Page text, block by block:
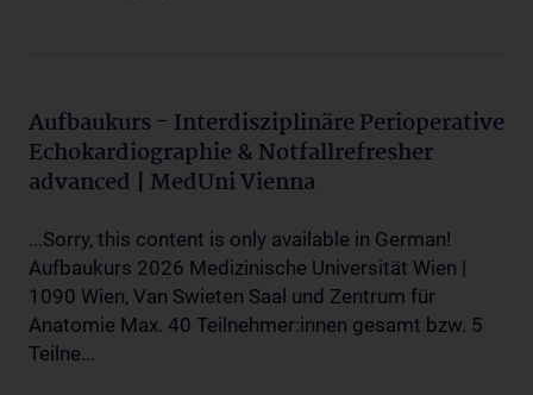
Aufbaukurs - Interdisziplinäre Perioperative
Echokardiographie & Notfallrefresher
advanced | MedUni Vienna
...Sorry, this content is only available in German!
Aufbaukurs 2026 Medizinische Universität Wien |
1090 Wien, Van Swieten Saal und Zentrum für
Anatomie Max. 40 Teilnehmer:innen gesamt bzw. 5
Teilne...